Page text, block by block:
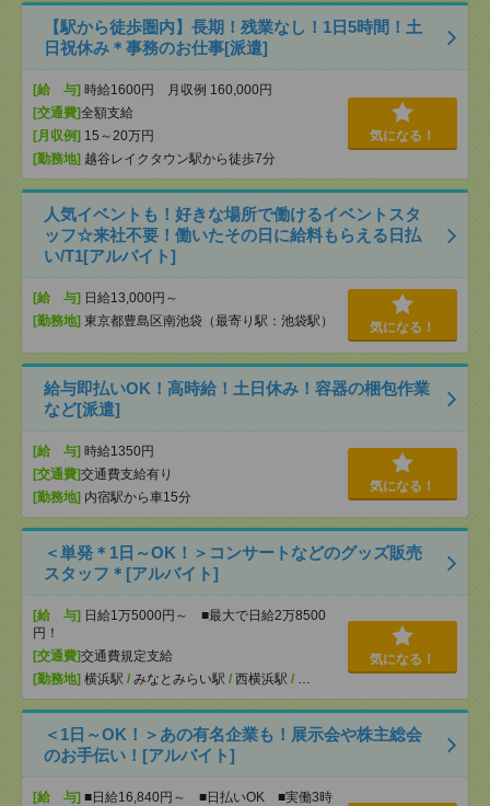
【駅から徒歩圏内】長期！残業なし！1日5時間！土
日祝休み＊事務のお仕事[派遣]
[給 与] 時給1600円 月収例 160,000円
[交通費]全額支給
[月収例] 15～20万円
[勤務地] 越谷レイクタウン駅から徒歩7分
気になる！
人気イベントも！好きな場所で働けるイベントスタ
ッフ☆来社不要！働いたその日に給料もらえる日払
い/T1[アルバイト]
[給 与] 日給13,000円～
[勤務地] 東京都豊島区南池袋（最寄り駅：池袋駅） 気になる！
給与即払いOK！高時給！土日休み！容器の梱包作業
など[派遣]
[給 与] 時給1350円
[交通費]交通費支給有り
[勤務地] 内宿駅から車15分
気になる！
＜単発＊1日～OK！＞コンサートなどのグッズ販売
スタッフ＊[アルバイト]
[給 与] 日給1万5000円～ ■最大で日給2万8500
円！
[交通費]交通費規定支給
[勤務地] 横浜駅 / みなとみらい駅 / 西横浜駅 / …
気になる！
＜1日～OK！＞あの有名企業も！展示会や株主総会
のお手伝い！[アルバイト]
[給 与] ■日給16,840円～ ■日払いOK ■実働3時